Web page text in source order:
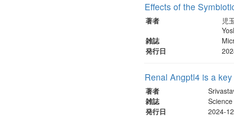
Effects of the
著者
児
雑誌
発行日
Renal Angptl4 is a
著者
雑誌
発行日
2024-